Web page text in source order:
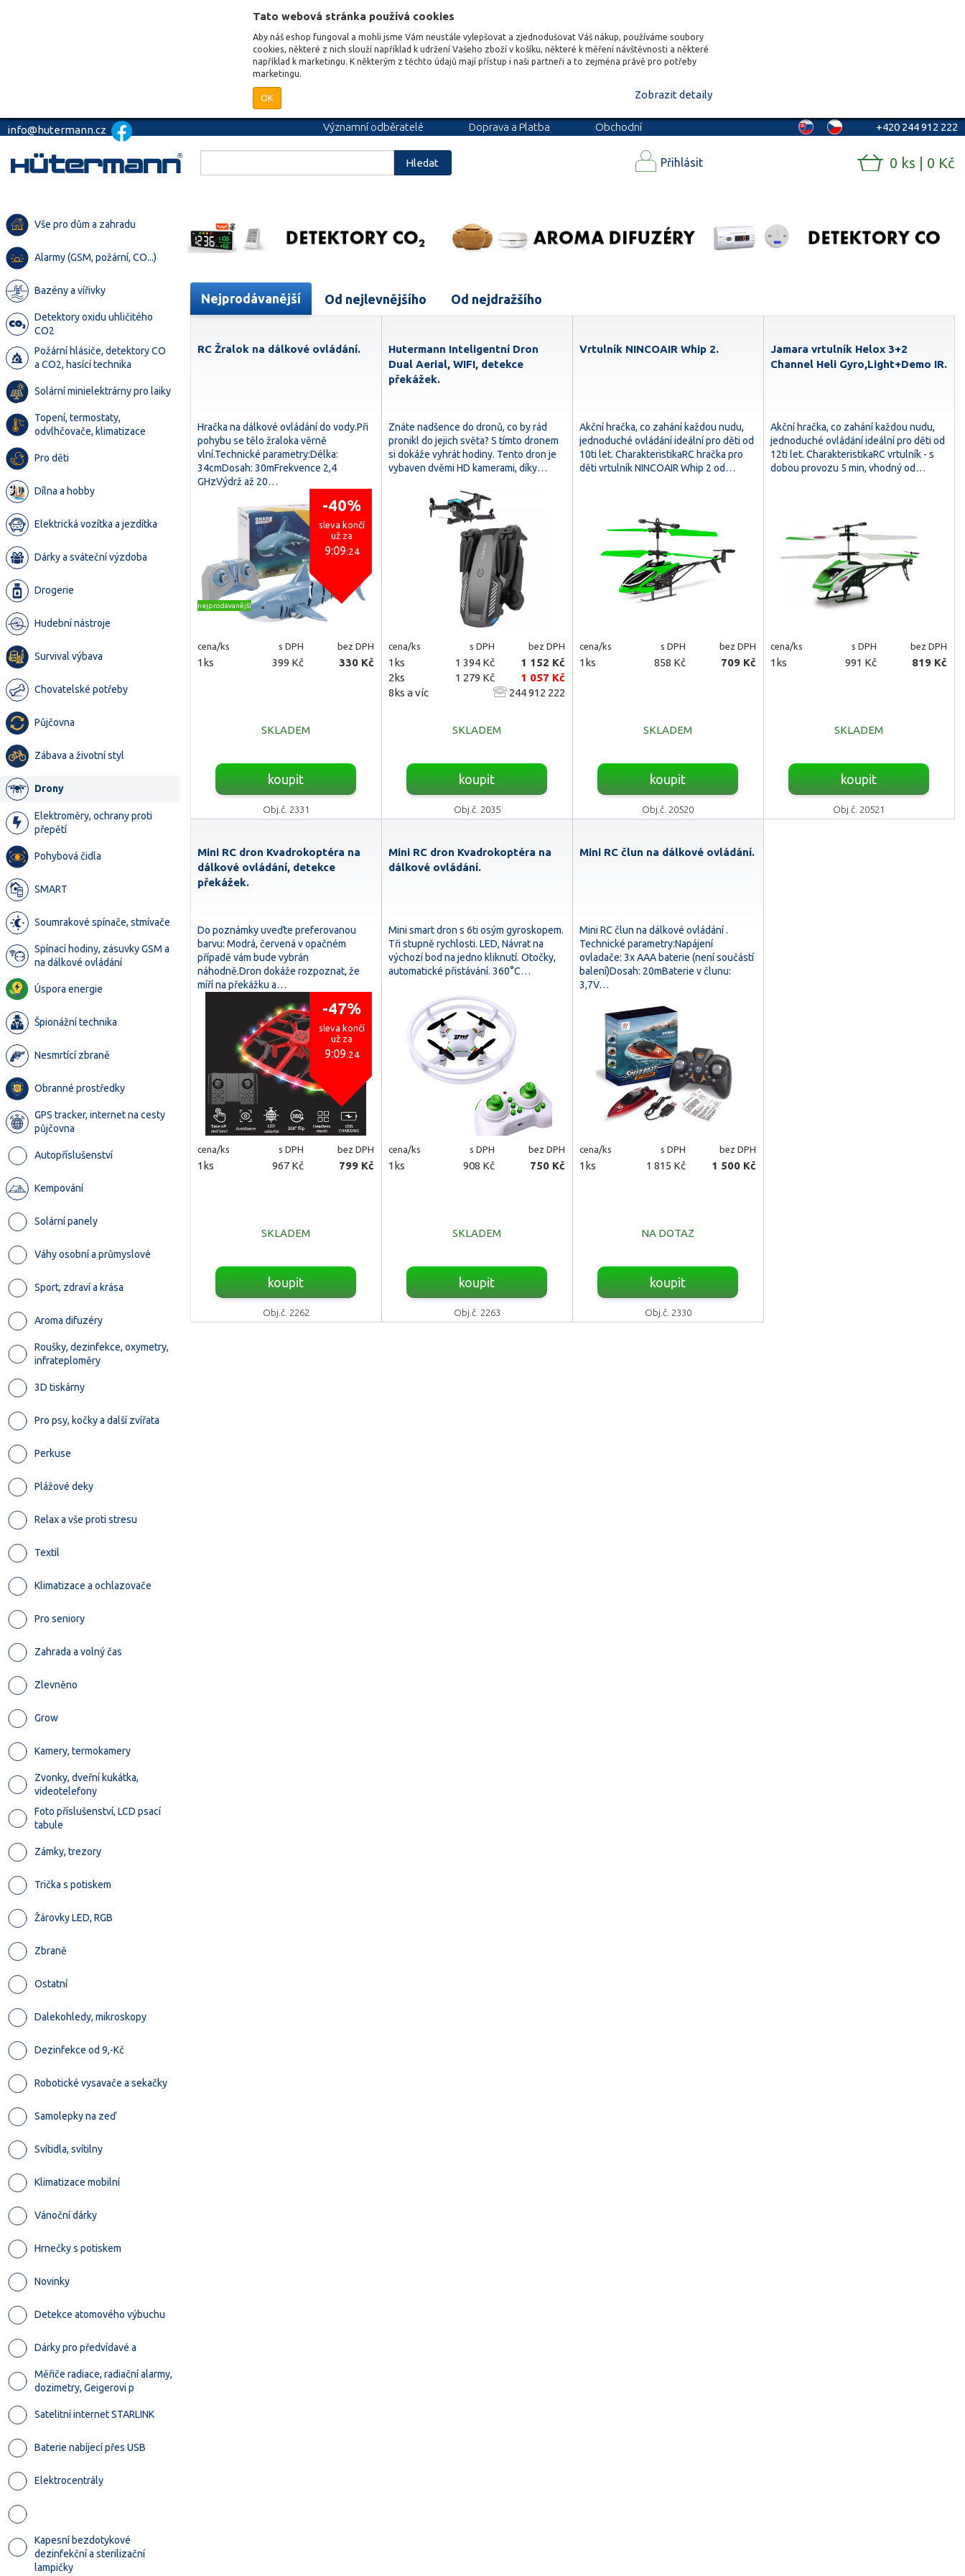
Tato webová stránka používá cookies
Aby náš eshop fungoval a mohli jsme Vám neustále vylepšovat a zjednodušovat Váš nákup, používáme soubory
cookies, některé z nich slouží například k udržení Vašeho zboží v košíku, některé k měření návštěvnosti a některé
například k marketingu. K některým z těchto údajů mají přístup i naši partneři a to zejména právě pro potřeby
marketingu.
OK Zobrazit detaily
info@hutermann.cz Významní odběratelé Doprava a Platba
Obchodní
+420 244 912 222
Hledat Přihlásit 0 ks | 0 Kč
Vše pro dům a zahradu
Alarmy (GSM, požární, CO...)
Bazény a vířivky
Detektory oxidu uhličitého
CO2
Požární hlásiče, detektory CO
a CO2, hasící technika
Solární minielektrárny pro laiky
Topení, termostaty,
odvlhčovače, klimatizace
Pro děti
Dílna a hobby
Elektrická vozítka a jezdítka
Dárky a sváteční výzdoba
Drogerie
Hudební nástroje
Survival výbava
Chovatelské potřeby
Půjčovna
Zábava a životní styl
Drony
Elektroměry, ochrany proti
přepětí
Pohybová čidla
SMART
Soumrakové spínače, stmívače
Spínací hodiny, zásuvky GSM a
na dálkové ovládání
Úspora energie
Špionážní technika
Nesmrtící zbraně
Obranné prostředky
GPS tracker, internet na cesty
půjčovna
Autopříslušenství
Kempování
Solární panely
Váhy osobní a průmyslové
Sport, zdraví a krása
Aroma difuzéry
Roušky, dezinfekce, oxymetry,
infrateploměry
3D tiskárny
Pro psy, kočky a další zvířata
Perkuse
Plážové deky
Relax a vše proti stresu
Textil
Klimatizace a ochlazovače
Pro seniory
Zahrada a volný čas
Zlevněno
Grow
Kamery, termokamery
Zvonky, dveřní kukátka,
videotelefony
Foto příslušenství, LCD psací
tabule
Zámky, trezory
Trička s potiskem
Žárovky LED, RGB
Zbraně
Ostatní
Dalekohledy, mikroskopy
Dezinfekce od 9,-Kč
Robotické vysavače a sekačky
Samolepky na zeď
Svítidla, svítilny
Klimatizace mobilní
Vánoční dárky
Hrnečky s potiskem
Novinky
Detekce atomového výbuchu
Dárky pro předvídavé a
Měřiče radiace, radiační alarmy,
dozimetry, Geigerovi p
Satelitní internet STARLINK
Baterie nabíjecí přes USB
Elektrocentrály
Kapesní bezdotykové
dezinfekční a sterilizační
lampičky
Nejprodávanější Od nejlevnějšího Od nejdražšího
RC Žralok na dálkové ovládání.
Hračka na dálkové ovládání do vody.Při
pohybu se tělo žraloka věrně
vlní.Technické parametry:Délka:
34cmDosah: 30mFrekvence 2,4
GHzVýdrž až 20…
-40%
sleva končí
už za
9:09:23
nejprodávanější
cena/ks s DPH bez DPH
1ks 399 Kč 330 Kč
SKLADEM
koupit
Obj.č. 2331
Hutermann Inteligentní Dron
Dual Aerial, WIFI, detekce
překážek.
Znáte nadšence do dronů, co by rád
pronikl do jejich světa? S tímto dronem
si dokáže vyhrát hodiny. Tento dron je
vybaven dvěmi HD kamerami, díky…
cena/ks s DPH bez DPH
1ks 1 394 Kč
1 152 Kč
2ks
1 279 Kč
1 057 Kč
8ks a víc
244 912 222
SKLADEM
koupit
Obj.č. 2035
Vrtulník NINCOAIR Whip 2.
Akční hračka, co zahání každou nudu,
jednoduché ovládání ideální pro děti od
10ti let. CharakteristikaRC hračka pro
děti vrtulník NINCOAIR Whip 2 od…
cena/ks s DPH bez DPH
1ks 858 Kč 709 Kč
SKLADEM
koupit
Obj.č. 20520
Jamara vrtulník Helox 3+2
Channel Heli Gyro,Light+Demo IR.
Akční hračka, co zahání každou nudu,
jednoduché ovládání ideální pro děti od
12ti let. CharakteristikaRC vrtulník - s
dobou provozu 5 min, vhodný od…
cena/ks s DPH bez DPH
1ks 991 Kč 819 Kč
SKLADEM
koupit
Obj.č. 20521
Mini RC dron Kvadrokoptéra na
dálkové ovládání, detekce
překážek.
Do poznámky uveďte preferovanou
barvu: Modrá, červená v opačném
případě vám bude vybrán
náhodně.Dron dokáže rozpoznat, že
míří na překážku a…
-47%
sleva končí
už za
9:09:23
cena/ks s DPH bez DPH
1ks 967 Kč 799 Kč
SKLADEM
koupit
Obj.č. 2262
Mini RC dron Kvadrokoptéra na
dálkové ovládání.
Mini smart dron s 6ti osým gyroskopem.
Tři stupně rychlosti. LED, Návrat na
výchozí bod na jedno kliknutí. Otočky,
automatické přistávání. 360°C…
cena/ks s DPH bez DPH
1ks 908 Kč 750 Kč
SKLADEM
koupit
Obj.č. 2263
Mini RC člun na dálkové ovládání.
Mini RC člun na dálkové ovládání .
Technické parametry:Napájení
ovladače: 3x AAA baterie (není součástí
balení)Dosah: 20mBaterie v člunu:
3,7V…
cena/ks s DPH bez DPH
1ks 1 815 Kč 1 500 Kč
NA DOTAZ
koupit
Obj.č. 2330